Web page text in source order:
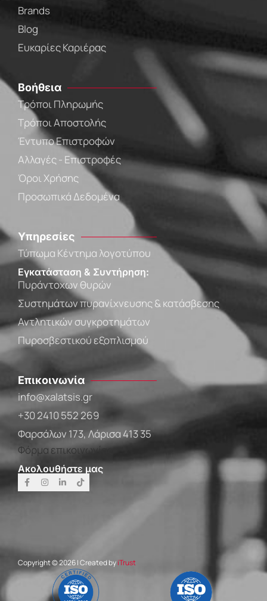
Brands
Blog
Ευκαρίες Καριέρας
Βοήθεια
Τρόποι Πληρωμής
Τρόποι Αποστολής
Έντυπο Επιστροφών
Αλλαγές - Επιστροφές
Όροι Χρήσης
Προσωπικά Δεδομένα
Υπηρεσίες
Τύπωμα Κέντημα λογοτύπου
Εγκατάσταση & Συντήρηση:
Πυράντοχων θυρών
Συστημάτων πυρανίχνευσης & κατάσβεσης
Αντλητικών συγκροτημάτων
Πυροσβεστικού εξοπλισμού
Επικοινωνία
info@xalatsis.gr
+30 2410 552 269
Φαρσάλων 173, Λάρισα 413 35
Φόρμα επικοινωνίας
Ακολουθήστε μας
Copyright © 2026 | Created byiTrust